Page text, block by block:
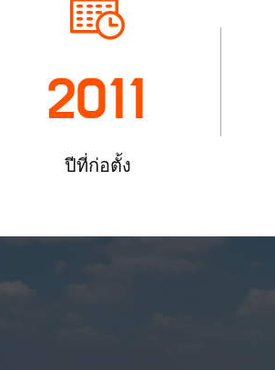
ขนาด
2011
ปีที่ก่อตั้ง